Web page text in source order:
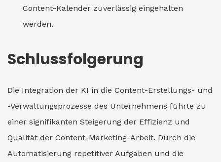
Content-Kalender zuverlässig eingehalten
werden.
Schlussfolgerung
Die Integration der KI in die Content-Erstellungs- und
-Verwaltungsprozesse des Unternehmens führte zu
einer signifikanten Steigerung der Effizienz und
Qualität der Content-Marketing-Arbeit. Durch die
Automatisierung repetitiver Aufgaben und die